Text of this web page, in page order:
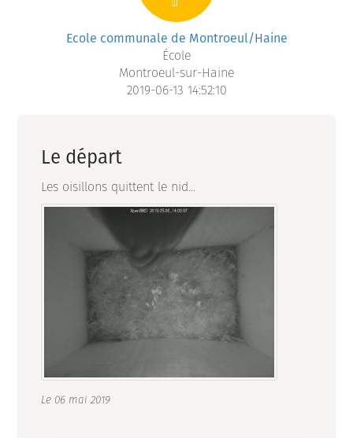
Ecole communale de Montroeul/Haine
École
Montroeul-sur-Haine
2019-06-13 14:52:10
Le départ
Les oisillons quittent le nid...
Le 06 mai 2019